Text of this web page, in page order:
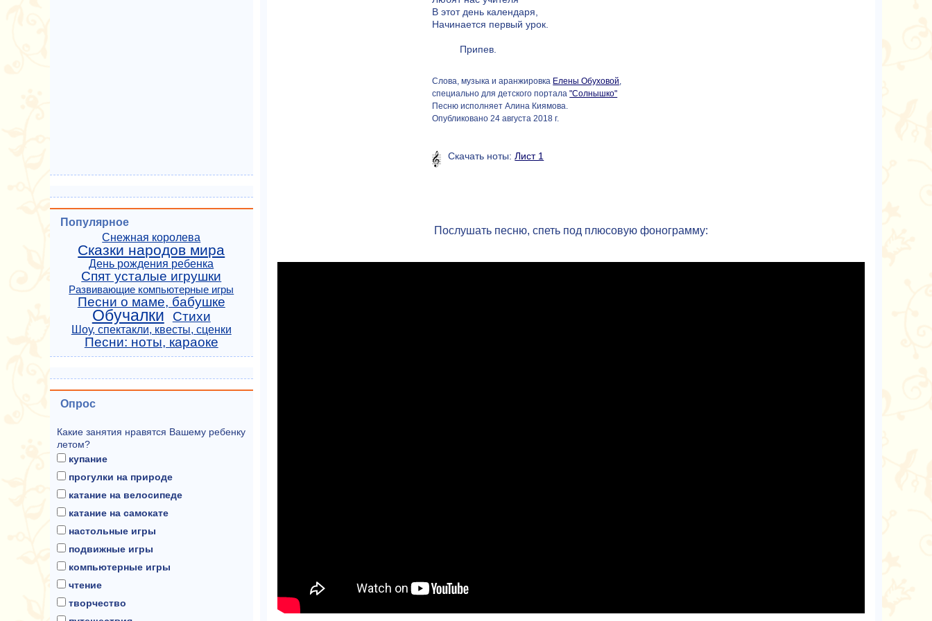
В этот день календаря,
Начинается первый урок.
Припев.
Слова, музыка и аранжировка Елены Обуховой,
специально для детского портала"Солнышко"
Песню исполняет Алина Киямова.
Опубликовано 24 августа 2018 г.
Скачать ноты:Лист 1
Послушать песню, спеть под плюсовую фонограмму:
Популярное
Снежная королева
Сказки народов мира
День рождения ребенка
Спят усталые игрушки
Развивающие компьютерные игры
Песни о маме, бабушке
Обучалки Стихи
Шоу, спектакли, квесты, сценки
Песни: ноты, караоке
Опрос
Какие занятия нравятся Вашему ребенку
летом?
купание
прогулки на природе
катание на велосипеде
катание на самокате
настольные игры
подвижные игры
компьютерные игры
чтение
творчество